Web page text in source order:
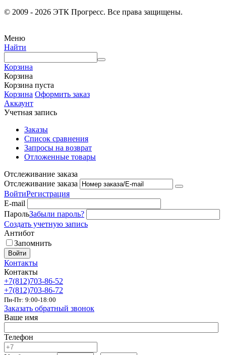
© 2009 - 2026 ЭТК Прогресс. Все права защищены.
Меню
Найти
Корзина
Корзина
Корзина пуста
Корзина Оформить заказ
Аккаунт
Учетная запись
Заказы
Список сравнения
Запросы на возврат
Отложенные товары
Отслеживание заказа
Отслеживание заказа
ВойтиРегистрация
E-mail
ПарольЗабыли пароль?
Создать учетную запись
Антибот
Запомнить
Войти
Контакты
Контакты
+7(812)703-86-52
+7(812)703-86-72
Пн-Пт: 9:00-18:00
Заказать обратный звонок
Ваше имя
Телефон